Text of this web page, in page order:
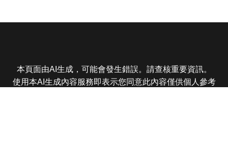
本頁面由AI生成，可能會發生錯誤。請查核重要資訊。
使用本AI生成內容服務即表示您同意此內容僅供個人參考